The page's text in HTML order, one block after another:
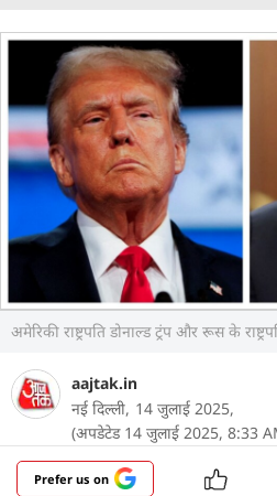
अमेरिकी राष्ट्रपति डोनाल्ड ट्रंप और रूस के
aajtak.in
नई दिल्ली, 14 जुलाई 2025,
(अपडेटेड 14 जुलाई 2025, 8:33
Prefer us on